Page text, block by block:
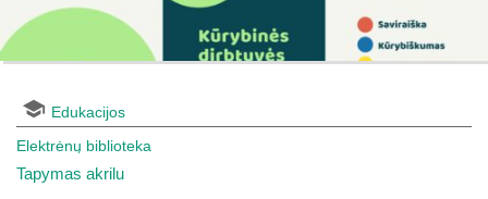
Edukacijos
Elektrėnų biblioteka
Tapymas akrilu